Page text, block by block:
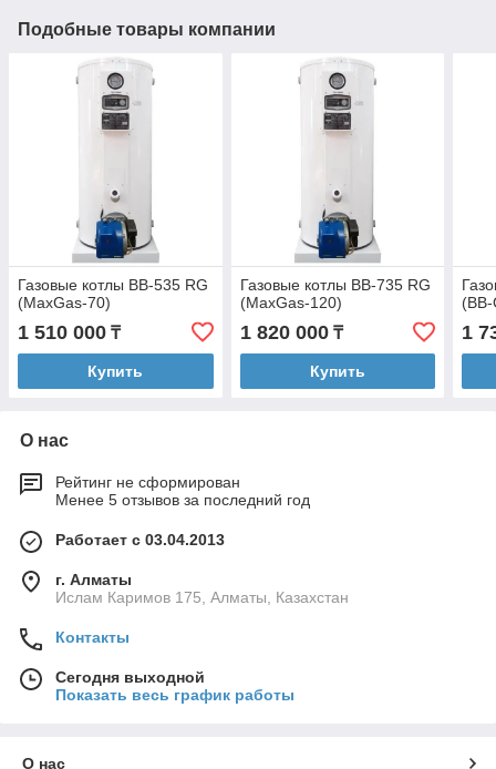
Подобные товары компании
Газовые котлы BB-535 RG
(MaxGas-70)
1 510 000 ₸
Купить
Газовые котлы BB-735 RG
(MaxGas-120)
1 820 000₸
Купить
1
О нас
Рейтинг не сформирован
Менее 5 отзывов за последний год
Работает с 03.04.2013
г. Алматы
Ислам Каримов 175, Алматы, Казахстан
Контакты
Сегодня выходной
Показать весь график работы
О нас